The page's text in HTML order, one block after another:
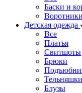
Баски и
Детская одежда
Все
Платья
Свитшоты
Брюки
Тельняшки
Блузы